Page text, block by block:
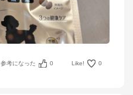
参考になった 0 Like! 0